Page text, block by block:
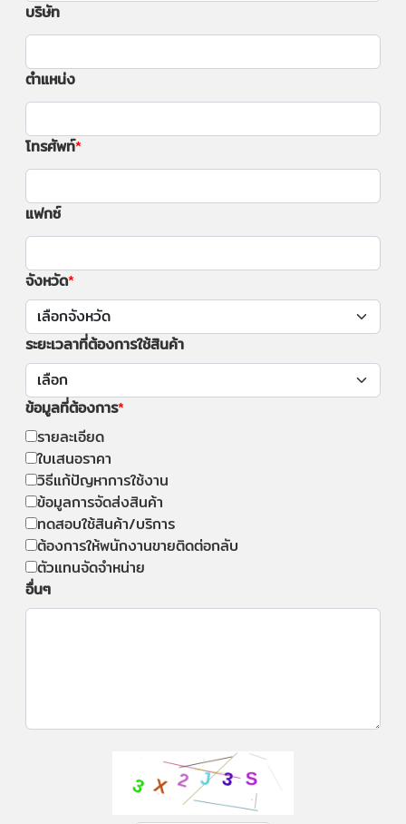
บริษัท
ตำแหน่ง
โทรศัพท์
แฟกซ์
จังหวัด
ระยะเวลาที่ต้องการใช้สินค้า
ข้อมูลที่ต้องการ
รายละเอียด
ใบเสนอราคา
วิธีแก้ปัญหาการใช้งาน
ข้อมูลการจัดส่งสินค้า
ทดสอบใช้สินค้า/บริการ
ต้องการให้พนักงานขายติดต่อกลับ
ตัวแทนจัดจำหน่าย
อื่นๆ